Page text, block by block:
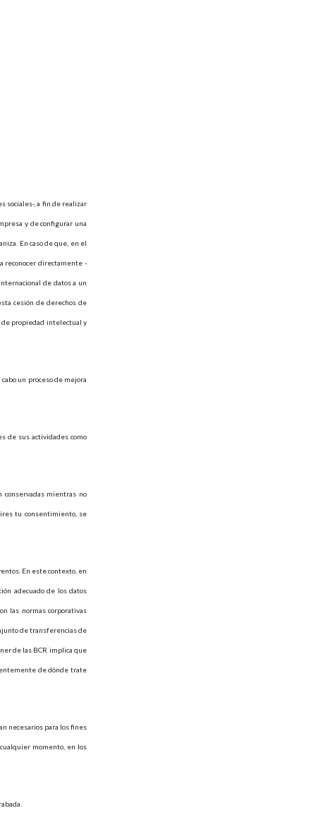
sociales-, a fin de realizar
y de configurar una
En caso de que, en el
reconocer directamente -
de datos a un
cesión de derechos de
de propiedad intelectual y
un proceso de mejora
de sus actividades como
conservadas mientras no
tu consentimiento, se
En este contexto, en
adecuado de los datos
las normas corporativas
de transferencias de
de las BCR implica que
de dónde trate
necesarios para los fines
momento, en los